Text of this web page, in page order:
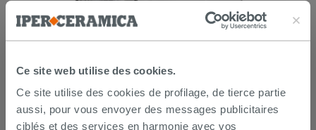
Ce site web utilise des cookies.
Ce site utilise des cookies de profilage, de tierce partie
aussi, pour vous envoyer des messages publicitaires
ciblés et des services en harmonie avec vos
Bonde douche Madrid Ø 90 mm avec
bride inox